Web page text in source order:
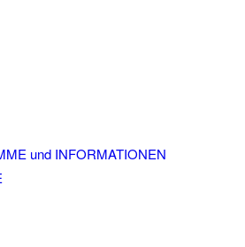
und INFORMATIONEN